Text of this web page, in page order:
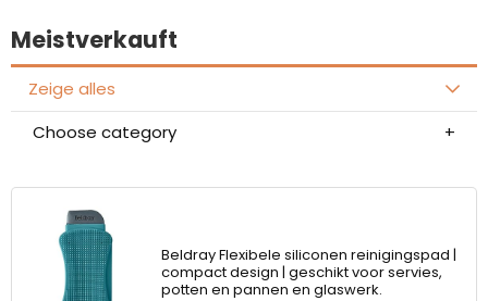
Meistverkauft
Zeige alles
Choose category
Beldray Flexibele siliconen reinigingspad |
compact design | geschikt voor servies,
potten en pannen en glaswerk.